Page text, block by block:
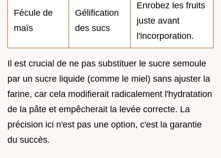
Fécule de
maïs
Gélification
des sucs
Enrobez les fruits
juste avant
l'incorporation.
Il est crucial de ne pas substituer le sucre semoule
par un sucre liquide (comme le miel) sans ajuster la
farine, car cela modifierait radicalement l'hydratation
de la pâte et empêcherait la levée correcte. La
précision ici n'est pas une option, c'est la garantie
du succès.